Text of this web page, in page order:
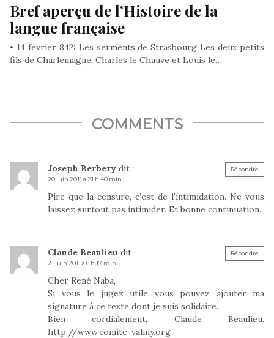
Bref aperçu de l’Histoire de la
langue française
• 14 février 842: Les serments de Strasbourg Les deux petits
fils de Charlemagne, Charles le Chauve et Louis le…
COMMENTS
Joseph Berbery dit :
20 juin 2011 à 21 h 40 min
Pire que la censure, c’est de l’intimidation. Ne vous
laissez surtout pas intimider. Et bonne continuation.
Répondre
Claude Beaulieu dit :
21 juin 2011 à 6 h 17 min
Cher René Naba,
Si vous le jugez utile vous pouvez ajouter ma
signature à ce texte dont je suis solidaire.
Bien cordialement, Claude Beaulieu.
http://www.comite-valmy.org
Répondre